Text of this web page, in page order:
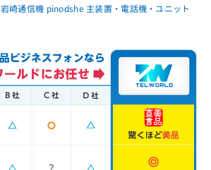
岩崎通信機 pinodshe 主装置・電話機・ユニット